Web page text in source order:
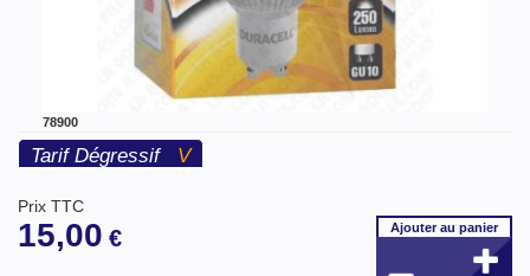
78900
Tarif Dégressif V
Prix TTC
15,00 € Ajouterau panier